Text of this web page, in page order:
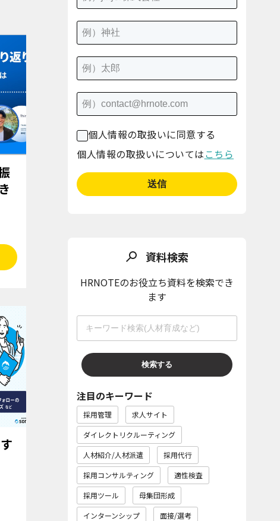
個人情報の取扱いに同意する
個人情報の取扱いについては こちら
資料検索
HRNOTEのお役立ち資料を検索でき
ます
注目のキーワード
採用管理
求人サイト
ダイレクトリクルーティング
人材紹介/人材派遣
採用代行
採用コンサルティング
適性検査
採用ツール
母集団形成
インターンシップ
面接/選考